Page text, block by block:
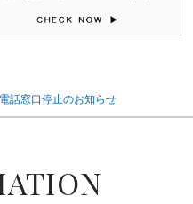
話窓口停止のお知らせ